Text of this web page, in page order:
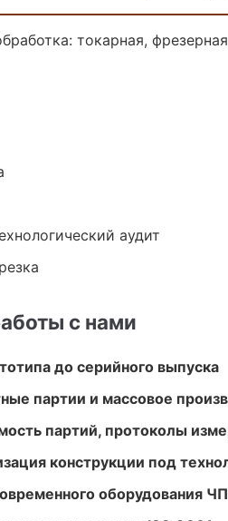
токарная,
аудит
с нами
до серийного выпуска
партии и массовое
партий, протоколы
конструкции под
оборудования